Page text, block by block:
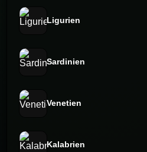
Ligurien
Sardinien⁠
Venetien
Kalabrien